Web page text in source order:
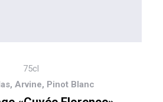
75cl
Arvine, Pinot Blanc